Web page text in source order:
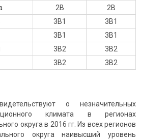
2B
2B
3B1
3B1
3B1
3B1
3B2
3B2
3B2 3B2
о незначительных
климата в регионах
округа в 2016 гг. Из всех регионов
округа наивысший уровень